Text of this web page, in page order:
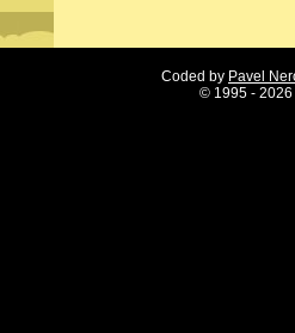
Coded by Pavel
© 1995 -